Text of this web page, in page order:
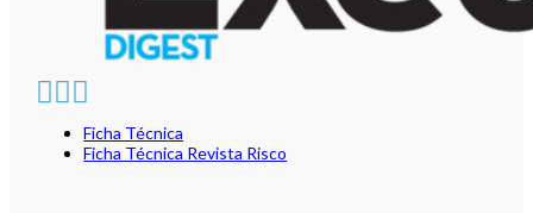
Ficha Técnica
Ficha Técnica Revista Risco